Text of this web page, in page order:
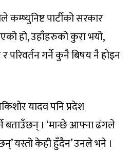
कम्ष्युनिष्ट पार्टीको सरकार
हो, उहाँहरुको कुरा भयो,
परिवर्तन गर्ने कुनै बिषय नै होइन
यादव पनि प्रदेश
। ‘मान्छे आफ्ना ढंगले
यस्तो केही हुँदैन’ उनले भने ।